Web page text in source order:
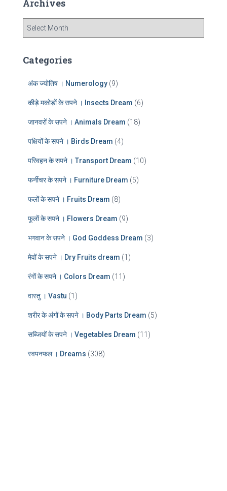
h
f
r
Archives
h
Categories
अंक ज्योतिष । Numerology (9)
कीड़े मकोड़ों के सपने । Insects Dream (6)
जानवरों के सपने । Animals Dream (18)
पक्षियों के सपने । Birds Dream (4)
परिवहन के सपने । Transport Dream (10)
फर्नीचर के सपने । Furniture Dream (5)
फलों के सपने । Fruits Dream (8)
फूलों के सपने । Flowers Dream (9)
भगवान के सपने । God Goddess Dream (3)
मेवों के सपने । Dry Fruits dream (1)
रंगों के सपने । Colors Dream (11)
वास्तु । Vastu (1)
शरीर के अंगों के सपने । Body Parts Dream (5)
सब्जियों के सपने । Vegetables Dream (11)
स्वपनफल । Dreams (308)